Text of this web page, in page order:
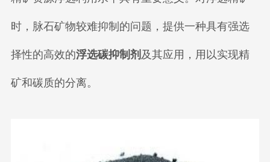
时，脉石矿物较难抑制的问题，提供一种具有强选
择性的高效的浮选碳抑制剂 及其应用，用以实现精
矿和碳质的分离。